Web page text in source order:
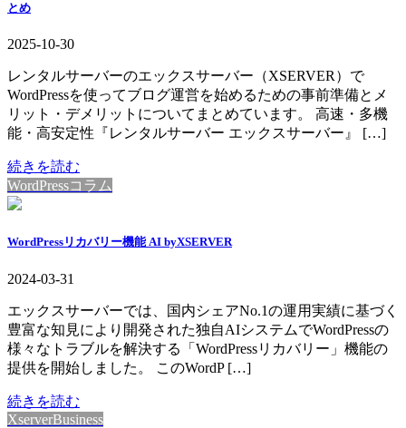
とめ
2025-10-30
レンタルサーバーのエックスサーバー（XSERVER）で
WordPressを使ってブログ運営を始めるための事前準備とメ
リット・デメリットについてまとめています。 高速・多機
能・高安定性『レンタルサーバー エックスサーバー』 […]
続きを読む
WordPressコラム
WordPressリカバリー機能 AI byXSERVER
2024-03-31
エックスサーバーでは、国内シェアNo.1の運用実績に基づく
豊富な知見により開発された独自AIシステムでWordPressの
様々なトラブルを解決する「WordPressリカバリー」機能の
提供を開始しました。 このWordP […]
続きを読む
XserverBusiness